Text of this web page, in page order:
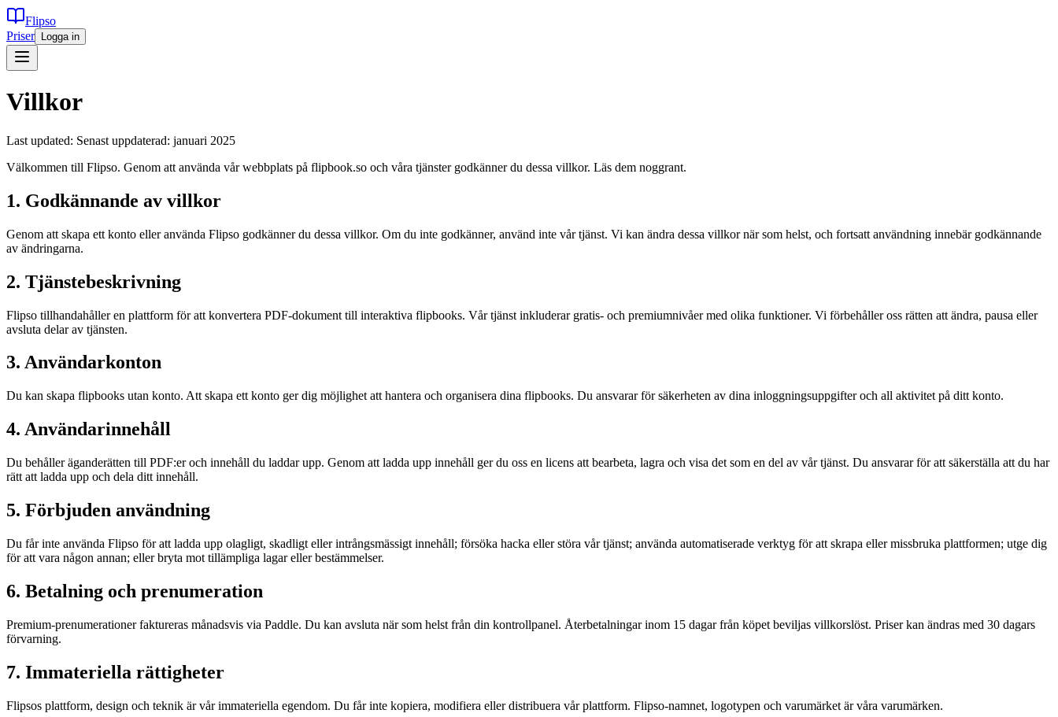
Flipso
Priser
Logga in
Villkor
Last updated: Senast uppdaterad: januari 2025
Välkommen till Flipso. Genom att använda vår webbplats på flipbook.so och våra tjänster godkänner du dessa villkor. Läs dem noggrant.
1. Godkännande av villkor
Genom att skapa ett konto eller använda Flipso godkänner du dessa villkor. Om du inte godkänner, använd inte vår tjänst. Vi kan ändra dessa villkor när som helst, och fortsatt användning innebär godkännande
av ändringarna.
2. Tjänstebeskrivning
Flipso tillhandahåller en plattform för att konvertera PDF-dokument till interaktiva flipbooks. Vår tjänst inkluderar gratis- och premiumnivåer med olika funktioner. Vi förbehåller oss rätten att ändra, pausa eller
avsluta delar av tjänsten.
3. Användarkonton
Du kan skapa flipbooks utan konto. Att skapa ett konto ger dig möjlighet att hantera och organisera dina flipbooks. Du ansvarar för säkerheten av dina inloggningsuppgifter och all aktivitet på ditt konto.
4. Användarinnehåll
Du behåller äganderätten till PDF:er och innehåll du laddar upp. Genom att ladda upp innehåll ger du oss en licens att bearbeta, lagra och visa det som en del av vår tjänst. Du ansvarar för att säkerställa att du har
rätt att ladda upp och dela ditt innehåll.
5. Förbjuden användning
Du får inte använda Flipso för att ladda upp olagligt, skadligt eller intrångsmässigt innehåll; försöka hacka eller störa vår tjänst; använda automatiserade verktyg för att skrapa eller missbruka plattformen; utge dig
för att vara någon annan; eller bryta mot tillämpliga lagar eller bestämmelser.
6. Betalning och prenumeration
Premium-prenumerationer faktureras månadsvis via Paddle. Du kan avsluta när som helst från din kontrollpanel. Återbetalningar inom 15 dagar från köpet beviljas villkorslöst. Priser kan ändras med 30 dagars
förvarning.
7. Immateriella rättigheter
Flipsos plattform, design och teknik är vår immateriella egendom. Du får inte kopiera, modifiera eller distribuera vår plattform. Flipso-namnet, logotypen och varumärket är våra varumärken.